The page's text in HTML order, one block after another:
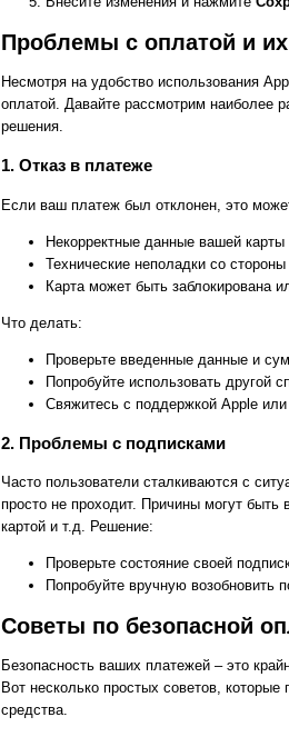
Проблемы с оплатой и
Несмотря на удобство использования
оплатой. Давайте рассмотрим наиболее
решения.
1. Отказ в платеже
Если ваш платеж был отклонен, это
Некорректные данные вашей карты
Технические неполадки со
Карта может быть заблокирована
Что делать:
Проверьте введенные данные и
Попробуйте использовать другой
Свяжитесь с поддержкой Apple
2. Проблемы с подписками
Часто пользователи сталкиваются с
просто не проходит. Причины могут быть
картой и т.д. Решение:
Проверьте состояние своей
Попробуйте вручную возобновить
Советы по безопасной
Безопасность ваших платежей – это
Вот несколько простых советов,
средства.